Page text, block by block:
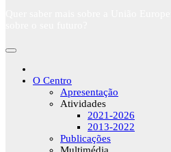
O Centro
Apresentação
Atividades
2021-2026
2013-2022
Publicações